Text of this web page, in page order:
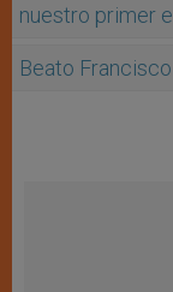
nuestro primer
Beato